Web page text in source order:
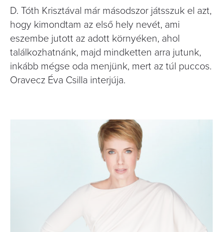
D. Tóth Krisztával már másodszor játsszuk el azt,
hogy kimondtam az első hely nevét, ami
eszembe jutott az adott környéken, ahol
találkozhatnánk, majd mindketten arra jutunk,
inkább mégse oda menjünk, mert az túl puccos.
Oravecz Éva Csilla interjúja.